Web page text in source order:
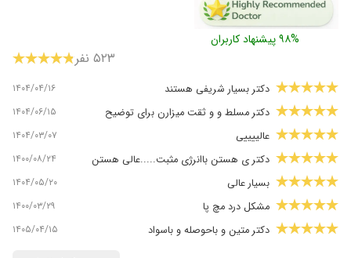
۹۸% پیشنهاد کاربران
۵۲۳ نفر
دکتر بسیار شریفی هستند ۱۴۰۴/۰۴/۱۶
دکتر مسلط و و ثقت میزارن برای توضیح ۱۴۰۴/۰۶/۱۵
عالییییی ۱۴۰۴/۰۳/۰۷
دکتر ی هستن باانرژی مثبت.....عالی هستن ۱۴۰۰/۰۸/۲۴
بسیار عالی ۱۴۰۴/۰۵/۲۰
مشکل درد مچ پا ۱۴۰۰/۰۳/۲۹
دکتر متین و باحوصله و باسواد ۱۴۰۵/۰۴/۱۵